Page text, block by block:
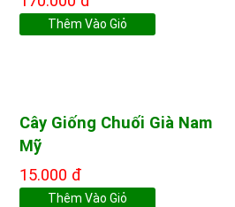
Thêm Vào Giỏ
Cây Giống Chuối Già Nam
Mỹ
15.000 đ
Thêm Vào Giỏ